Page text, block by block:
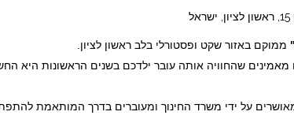
ממוקם באזור שקט ופסטורלי בלב ראשון לציון.
מאמינים שהחוויה אותה עובר ילדכם בשנים הראשונות היא
על ידי משרד החינוך ומעוברים בדרך המותאמת